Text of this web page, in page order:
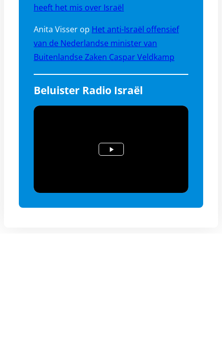
heeft het mis over Israël
Anita Visser op Het anti-Israël offensief
van de Nederlandse minister van
Buitenlandse Zaken Caspar Veldkamp
Beluister Radio Israël